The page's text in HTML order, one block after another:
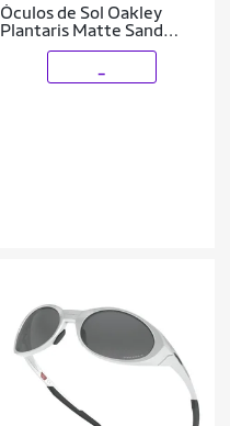
Óculos de Sol Oakley
Plantaris Matte Sand